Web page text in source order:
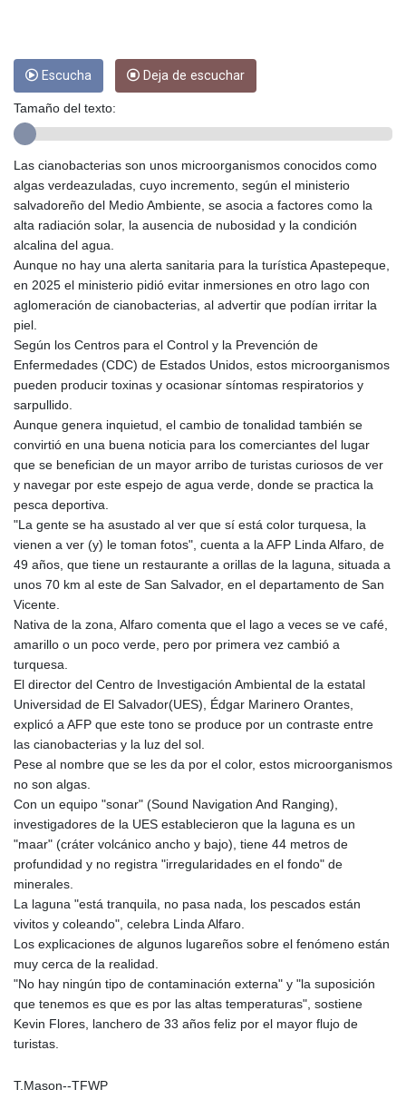
EUR 0.867798
FJD 2.21445
FKP 0.742819
GBP 0.743055
GEL 2.61501
GHS 11.735027
GIP 0.742819
GMD 73.999849
8780.000133
GTQ 7.628337
GYD 209.158083
HNL 26.796086
HRK 6.539502
HTG 130.718954
HUF 316.379501
ILS 3.007703
IMP 0.742819
INR 95.281598
1374850.000022
JEP 0.742819
JMD 158.474679
JOD 0.709002
KES 128.597147
KHR
KMF 426.999755
KRW
KWD 0.30966
KZT 468.495939
22589.41952
LBP
89528.70601
Escucha Deja de escuchar
Tamaño del texto:
Las cianobacterias son unos microorganismos conocidos como
algas verdeazuladas, cuyo incremento, según el ministerio
salvadoreño del Medio Ambiente, se asocia a factores como la
alta radiación solar, la ausencia de nubosidad y la condición
alcalina del agua.
Aunque no hay una alerta sanitaria para la turística Apastepeque,
en 2025 el ministerio pidió evitar inmersiones en otro lago con
aglomeración de cianobacterias, al advertir que podían irritar la
piel.
Según los Centros para el Control y la Prevención de
Enfermedades (CDC) de Estados Unidos, estos microorganismos
pueden producir toxinas y ocasionar síntomas respiratorios y
sarpullido.
Aunque genera inquietud, el cambio de tonalidad también se
convirtió en una buena noticia para los comerciantes del lugar
que se benefician de un mayor arribo de turistas curiosos de ver
y navegar por este espejo de agua verde, donde se practica la
pesca deportiva.
"La gente se ha asustado al ver que sí está color turquesa, la
vienen a ver (y) le toman fotos", cuenta a la AFP Linda Alfaro, de
49 años, que tiene un restaurante a orillas de la laguna, situada a
unos 70 km al este de San Salvador, en el departamento de San
Vicente.
Nativa de la zona, Alfaro comenta que el lago a veces se ve café,
amarillo o un poco verde, pero por primera vez cambió a
turquesa.
El director del Centro de Investigación Ambiental de la estatal
Universidad de El Salvador(UES), Édgar Marinero Orantes,
explicó a AFP que este tono se produce por un contraste entre
las cianobacterias y la luz del sol.
Pese al nombre que se les da por el color, estos microorganismos
no son algas.
Con un equipo "sonar" (Sound Navigation And Ranging),
investigadores de la UES establecieron que la laguna es un
"maar" (cráter volcánico ancho y bajo), tiene 44 metros de
profundidad y no registra "irregularidades en el fondo" de
minerales.
La laguna "está tranquila, no pasa nada, los pescados están
vivitos y coleando", celebra Linda Alfaro.
Los explicaciones de algunos lugareños sobre el fenómeno están
muy cerca de la realidad.
"No hay ningún tipo de contaminación externa" y "la suposición
que tenemos es que es por las altas temperaturas", sostiene
Kevin Flores, lanchero de 33 años feliz por el mayor flujo de
turistas.
T.Mason--TFWP